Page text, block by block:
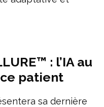
: l’IA au
patient
sa dernière